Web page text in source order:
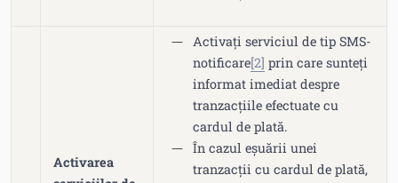
Activarea
Activați serviciul de tip SMS-
notificare[2] prin care sunteți
informat imediat despre
tranzacțiile efectuate cu
cardul de plată.
În cazul eșuării unei
tranzacții cu cardul de plată,